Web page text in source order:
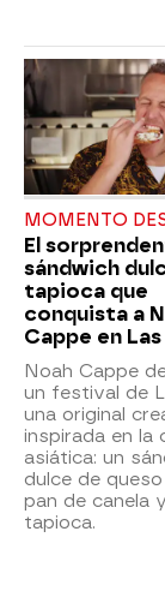
MOMENTO
El
sándwich
tapioca que
conquista a
Cappe en
Noah Cappe
un festival de
una original
inspirada en la
asiática: un
dulce de
pan de canela
tapioca.